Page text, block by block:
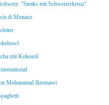
"Steaks mit Schweizerkreuz"
di Monaco
mit Kokosöl
Mohammad Ikermawi